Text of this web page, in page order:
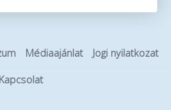
Médiaajánlat Jogi nyilatkozat
Kapcsolat